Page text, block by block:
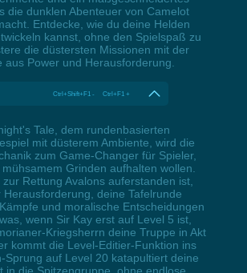
die dunklen Abenteuer von Camelot
Entdecke, wie du deine Helden
kannst, ohne den Spielspaß zu
die düstersten Missionen mit der
aus Power und Herausforderung.
Ctrl+Shift+F1 - Ctrl+F1 +
Tale, dem rundenbasierten
mit düsterem Ambiente, wird die
zum Game-Changer für Spieler,
Grinden aufhalten wollen.
Rettung Avalons auferstanden ist,
deine Tafelrunde
und moralische Entscheidungen
wenn Sir Kay erst auf Level 5 ist,
Kriegsherrn deine Truppe in Akt
kommt die Level-Editier-Funktion ins
Sprung auf Level 20 katapultiert deine